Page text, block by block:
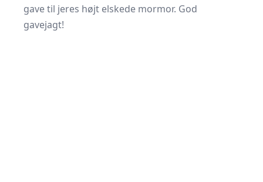
gave til jeres højt elskede mormor. God
gavejagt!